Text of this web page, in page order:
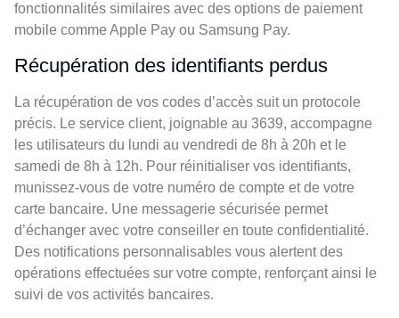
fonctionnalités similaires avec des options de paiement
mobile comme Apple Pay ou Samsung Pay.
Récupération des identifiants perdus
La récupération de vos codes d’accès suit un protocole
précis. Le service client, joignable au 3639, accompagne
les utilisateurs du lundi au vendredi de 8h à 20h et le
samedi de 8h à 12h. Pour réinitialiser vos identifiants,
munissez-vous de votre numéro de compte et de votre
carte bancaire. Une messagerie sécurisée permet
d’échanger avec votre conseiller en toute confidentialité.
Des notifications personnalisables vous alertent des
opérations effectuées sur votre compte, renforçant ainsi le
suivi de vos activités bancaires.